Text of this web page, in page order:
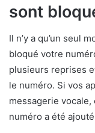
sont
Il n’y a qu’un seul
bloqué votre
plusieurs reprises
le numéro. Si vos
messagerie
numéro a été